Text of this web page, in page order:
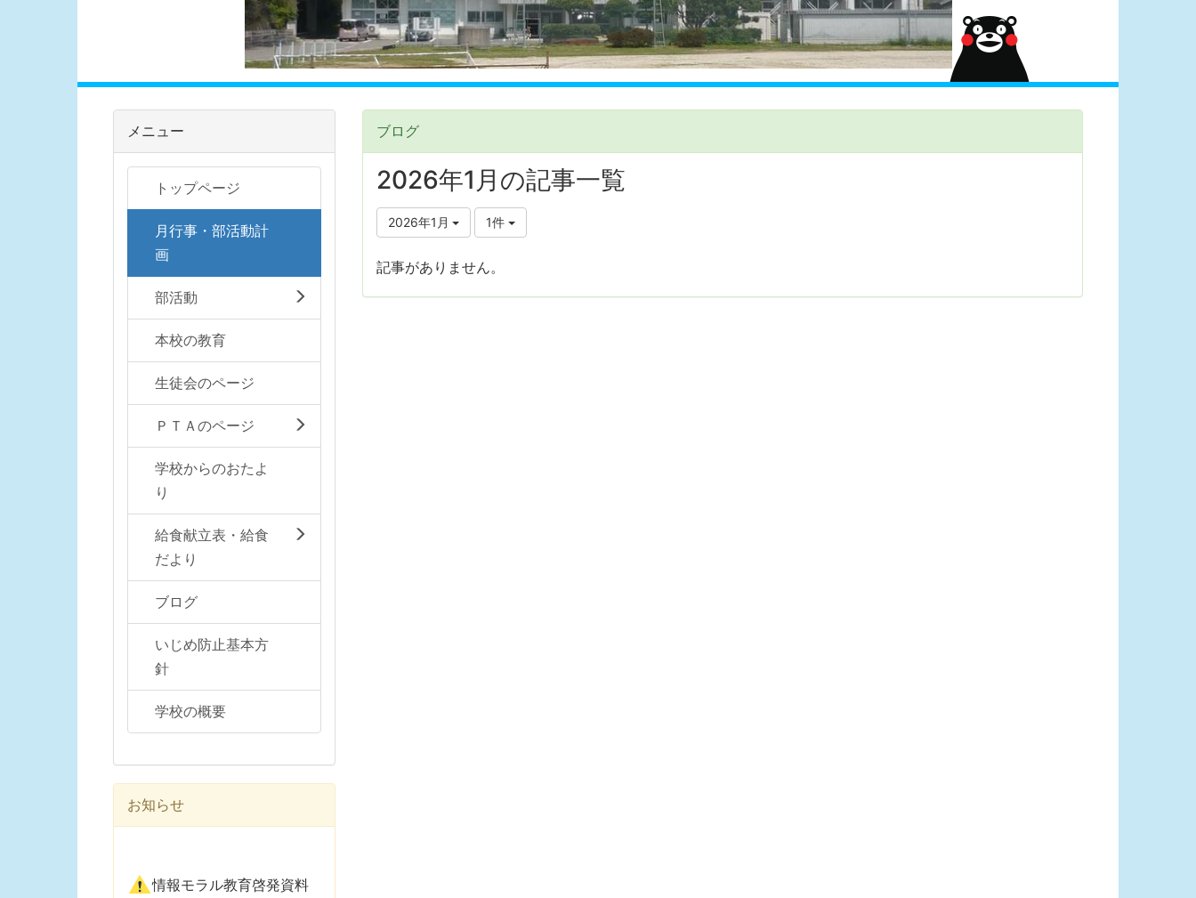
ブログ
2026年1月の記事一覧
2026年1月 1件
記事がありません。
メニュー
トップページ
月行事・部活動計
画
部活動
本校の教育
生徒会のページ
ＰＴＡのページ
学校からのおたよ
り
給食献立表・給食
だより
ブログ
いじめ防止基本方
針
学校の概要
お知らせ
情報モラル教育啓発資料